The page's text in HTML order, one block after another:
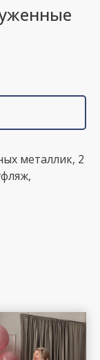
металлик, 2